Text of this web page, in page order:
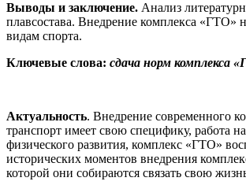
Выводы и заключение. Анализ
плавсостава. Внедрение комплекса «ГТО»
видам спорта.
Ключевые слова: сдача норм комплекса
Актуальность. Внедрение современного
транспорт имеет свою специфику, работа
физического развития, комплекс «ГТО»
исторических моментов внедрения
которой они собираются связать свою